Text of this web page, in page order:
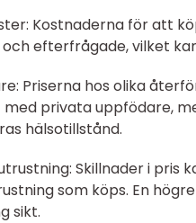
Kostnaderna för att
efterfrågade, vilket
Priserna hos olika
privata uppfödare,
hälsotillstånd.
Skillnader i
som köps. En
sikt.